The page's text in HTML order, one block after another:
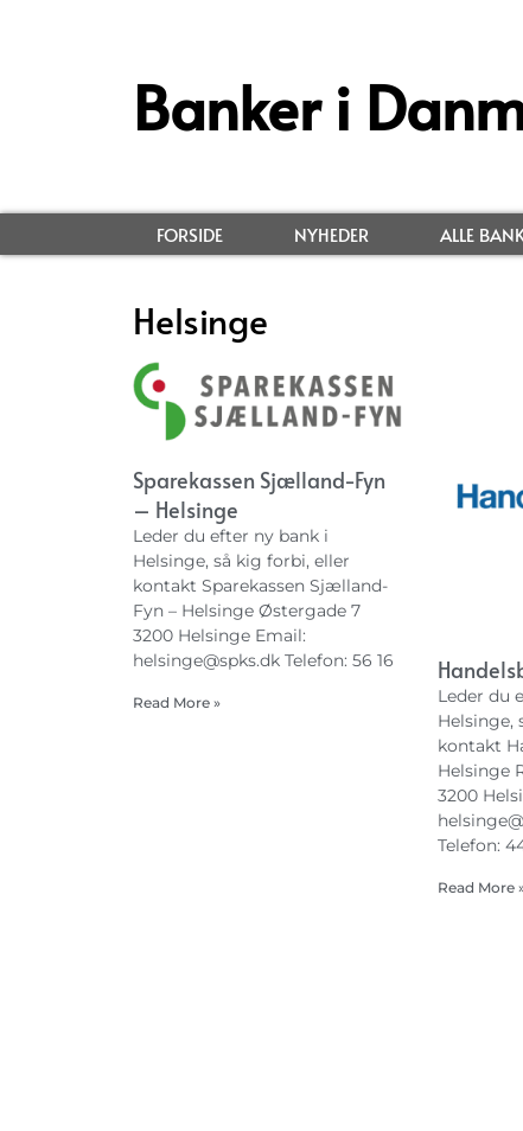
Banker i
FORSIDE NYHEDER ALLE
Helsinge
Sparekassen Sjælland-Fyn
– Helsinge
Leder du efter ny bank i
Helsinge, så kig forbi, eller
kontakt Sparekassen Sjælland-
Fyn – Helsinge Østergade 7
3200 Helsinge Email:
helsinge@spks.dk Telefon: 56 16
Read More »
Leder du
Helsinge,
kontakt
Helsinge
3200
Telefon:
Read More